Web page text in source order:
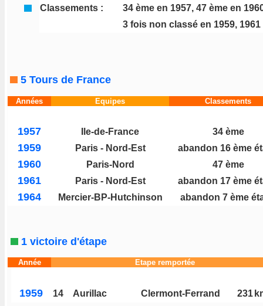
Classements :
34 ème en 1957, 47 ème en
3 fois non classé en 1959, 1961
5 Tours de France
Années Equipes Classements
1957 Ile-de-France 34 ème
1959 Paris - Nord-Est abandon 16 ème
1960 Paris-Nord 47 ème
1961 Paris - Nord-Est abandon 17 ème
1964 Mercier-BP-Hutchinson abandon 7 ème
1 victoire d'étape
Année Etape remportée
1959 14 Aurillac Clermont-Ferrand 231